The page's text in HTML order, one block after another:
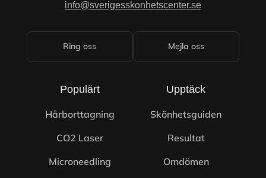
info@sverigesskonhetscenter.se
Ring oss Mejla oss
Populärt
Hårborttagning
CO2 Laser
Microneedling
Upptäck
Skönhetsguiden
Resultat
Omdömen